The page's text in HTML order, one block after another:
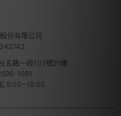
份有限公司
五路一段102號21樓
1681
9:00~18:00